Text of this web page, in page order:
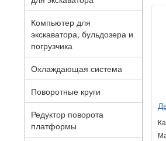
Компьютер для
экскаватора, бульдозера и
погрузчика
Охлаждающая система
Поворотные круги
Редуктор поворота
платформы